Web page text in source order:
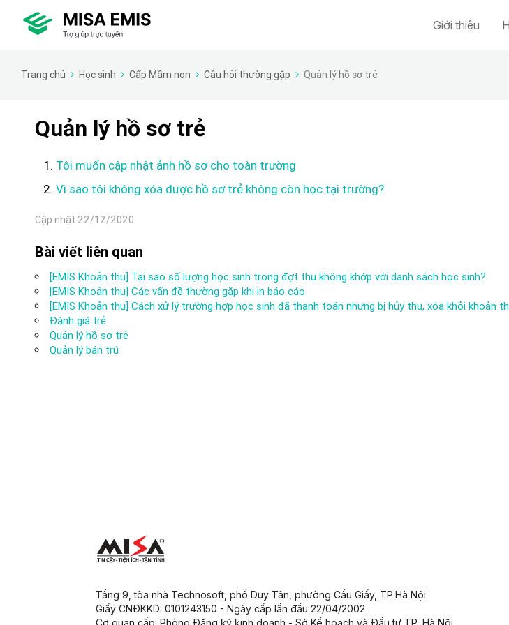
Giới thiệu
Trang chủ Học sinh Cấp Mầm non Câu hỏi thường gặp Quản lý hồ sơ trẻ
Quản lý hồ sơ trẻ
Tôi muốn cập nhật ảnh hồ sơ cho toàn trường
Vì sao tôi không xóa được hồ sơ trẻ không còn học tại trường?
Cập nhật 22/12/2020
Bài viết liên quan
[EMIS Khoản thu] Tại sao số lượng học sinh trong đợt thu không khớp với danh sách học sinh?
[EMIS Khoản thu] Các vấn đề thường gặp khi in báo cáo
[EMIS Khoản thu] Cách xử lý trường hợp học sinh đã thanh toán nhưng bị hủy thu, xóa khỏi khoản
Đánh giá trẻ
Quản lý hồ sơ trẻ
Quản lý bán trú
Tầng 9, tòa nhà Technosoft, phố Duy Tân, phường Cầu Giấy, TP.Hà Nội
Giấy CNĐKKD: 0101243150 - Ngày cấp lần đầu 22/04/2002
Cơ quan cấp: Phòng Đăng ký kinh doanh - Sở Kế hoạch và Đầu tư TP. Hà Nội